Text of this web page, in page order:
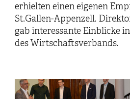
erhielten einen eigenen
St.Gallen-Appenzell.
gab interessante Einblicke
des Wirtschaftsverbands.